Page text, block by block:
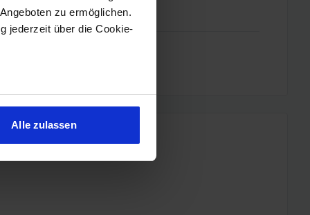
zu ermöglichen.
jederzeit über die Cookie-
können
Präferenzen im
Verwendung unserer
Alle zulassen